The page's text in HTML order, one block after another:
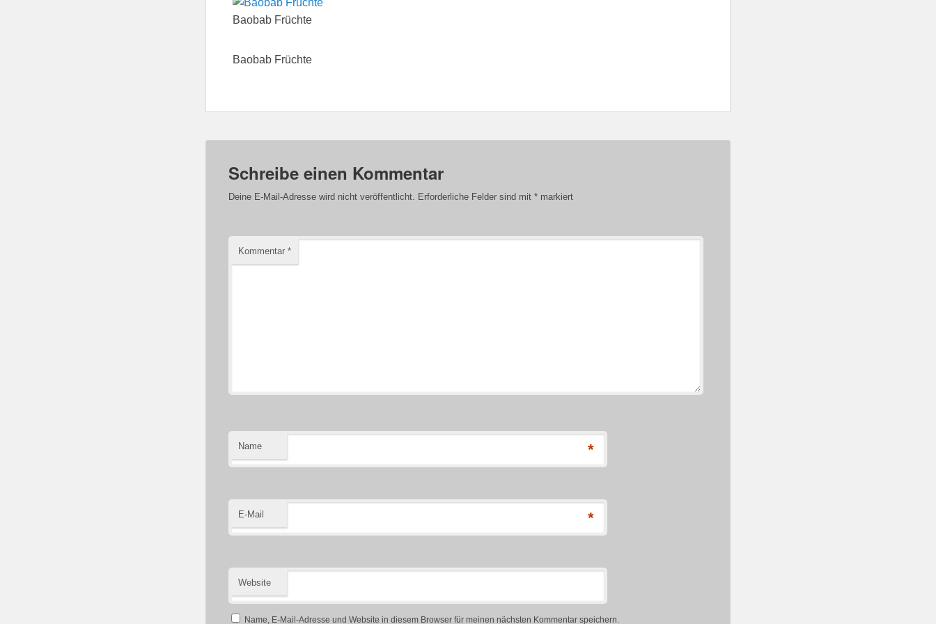
Baobab Früchte
Baobab Früchte
Schreibe einen Kommentar
Deine E-Mail-Adresse wird nicht veröffentlicht. Erforderliche Felder sind mit * markiert
Kommentar *
Name *
E-Mail *
Website
Name, E-Mail-Adresse und Website in diesem Browser für meinen nächsten Kommentar speichern.